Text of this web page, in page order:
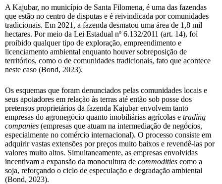
A Kajubar, no município de Santa Filomena, é uma das fazendas
que estão no centro de disputas e é reivindicada por comunidades
tradicionais. Em 2021, a fazenda desmatou uma área de 1,8 mil
hectares. Por meio da Lei Estadual nº 6.132/2011 (art. 14), foi
proibido qualquer tipo de exploração, empreendimento e
licenciamento ambiental enquanto houver sobreposição de
territórios, como o de comunidades tradicionais, fato que acontece
neste caso (Bond, 2023).
Os esquemas que foram denunciados pelas comunidades locais e
seus apoiadores em relação às terras até então sob posse dos
pretensos proprietários da fazenda Kajubar envolvem tanto
empresas do agronegócio quanto imobiliárias agrícolas e trading
companies (empresas que atuam na intermediação de negócios,
especialmente no comércio internacional). O processo consiste em
adquirir vastas extensões por preços muito baixos e revendê-las por
valores muito altos. Simultaneamente, as empresas envolvidas
incentivam a expansão da monocultura de commodities como a
soja, reforçando o ciclo de especulação e degradação ambiental
(Bond, 2023).